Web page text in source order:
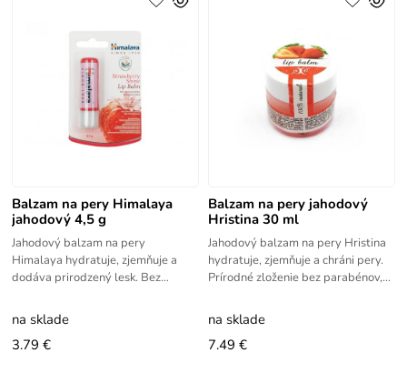
Balzam na pery Himalaya
jahodový 4,5 g
Jahodový balzam na pery
Himalaya hydratuje, zjemňuje a
dodáva prirodzený lesk. Bez
na sklade
3.79 €
Balzam na pery jahodový
Hristina 30 ml
Jahodový balzam na pery Hristina
hydratuje, zjemňuje a chráni pery.
Prírodné zloženie bez parabénov,
na sklade
7.49 €